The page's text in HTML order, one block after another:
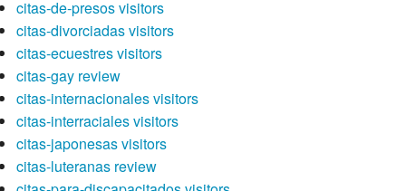
citas-de-presos visitors
citas-divorciadas visitors
citas-ecuestres visitors
citas-gay review
citas-internacionales visitors
citas-interraciales visitors
citas-japonesas visitors
citas-luteranas review